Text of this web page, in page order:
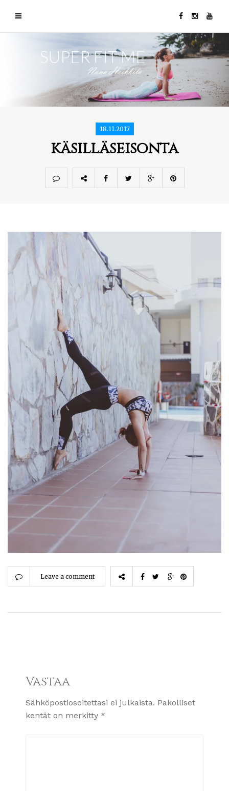
18.11.2017
käsilläseisonta
Leave a comment
Vastaa
Sähköpostiosoitettasi ei julkaista. Pakolliset
kentät on merkitty *